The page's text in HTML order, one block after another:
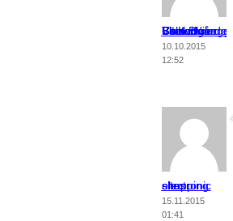
Bästa Nike Skateboarden Blazer Solnedgångglöd Cool Blue Vit Kvinnor
10.10.2015
12:52
electronic shopping sites
15.11.2015
01:41